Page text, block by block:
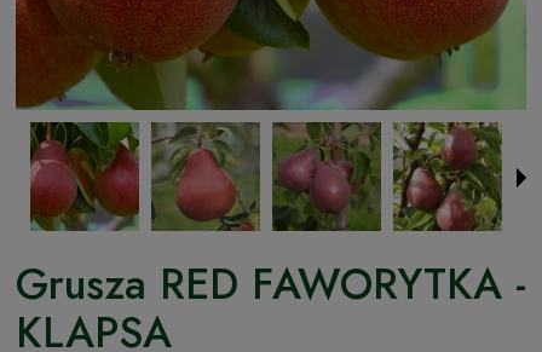
Grusza RED FAWORYTKA -
KLAPSA